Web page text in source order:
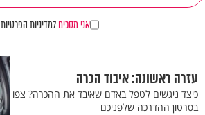
אני מסכיםלמדיניות הפרטיות
עזרה ראשונה: איבוד הכרה
כיצד ניגשים לטפל באדם שאיבד את ההכרה? צפו
בסרטון ההדרכה שלפניכם